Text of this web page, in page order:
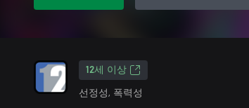
12세 이상
선정성, 폭력성